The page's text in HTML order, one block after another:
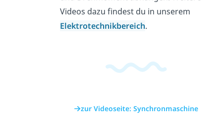
Videos dazu findest du in unserem
Elektrotechnikbereich.
zur Videoseite: Synchronmaschine